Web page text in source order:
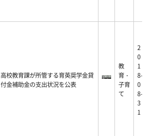
高校教育課が所管する育英奨学金貸
付金補助金の支出状況を公表
教
育・
子育
て
2
0
1
8-
0
8-
3
1